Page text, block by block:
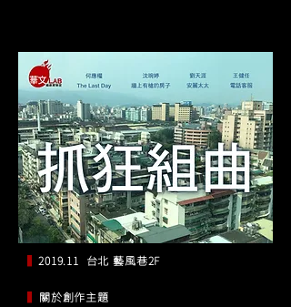
2019.11 台北 藝風巷2F
關於創作主題